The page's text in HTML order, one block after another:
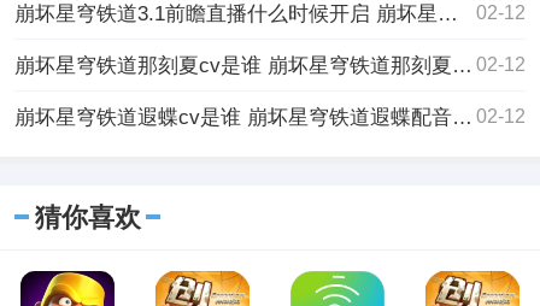
崩坏星穹铁道3.1前瞻直播什么时候开启 崩坏星穹铁道3.1版本前瞻直播时间介绍 02-12
崩坏星穹铁道那刻夏cv是谁 崩坏星穹铁道那刻夏配音演员介绍 02-12
崩坏星穹铁道遐蝶cv是谁 崩坏星穹铁道遐蝶配音演员介绍 02-12
猜你喜欢